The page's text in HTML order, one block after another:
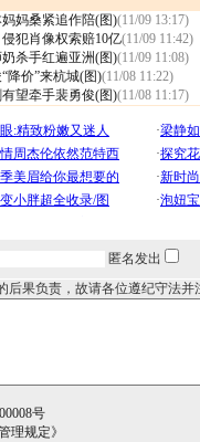
妈桑紧追作陪(图)(11/09 13:17)
犯肖像权索赔10亿(11/09 11:42)
杀手红遍亚洲(图)(11/09 11:08)
降价”来杭城(图)(11/08 11:22)
望牵手裴勇俊(图)(11/08 11:17)
匿名发出
后果负责，故请各位遵纪守法并
号
理规定》